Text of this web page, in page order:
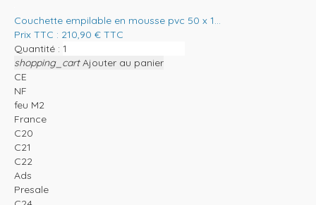
Couchette empilable en mousse pvc 50 x 1...
Prix TTC : 210,90 € TTC
Quantité :
shopping_cart Ajouter au panier
CE
NF
feu M2
France
C20
C21
C22
Ads
Presale